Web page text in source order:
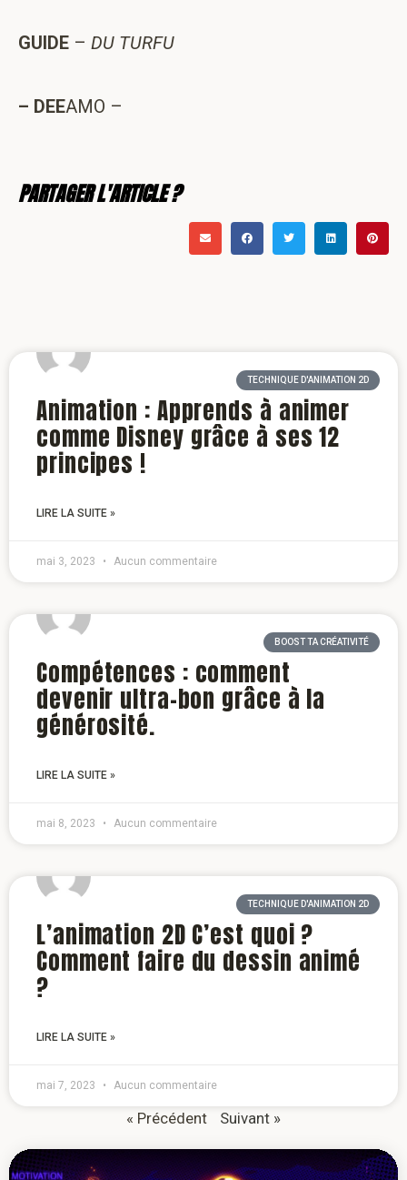
GUIDE – DU TURFU
– DEEAMO –
PARTAGER L'ARTICLE ?
TECHNIQUE D'ANIMATION 2D
Animation : Apprends à animer
comme Disney grâce à ses 12
principes !
LIRE LA SUITE »
mai 3, 2023 Aucun commentaire
BOOST TA CRÉATIVITÉ
Compétences : comment
devenir ultra-bon grâce à la
générosité.
LIRE LA SUITE »
mai 8, 2023 Aucun commentaire
TECHNIQUE D'ANIMATION 2D
L’animation 2D C’est quoi ?
Comment faire du dessin animé
?
LIRE LA SUITE »
mai 7, 2023 Aucun commentaire
« Précédent Suivant »